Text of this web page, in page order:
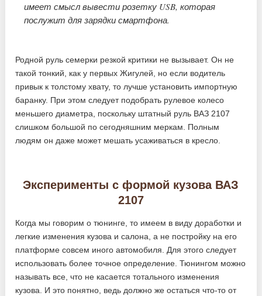
имеет смысл вывести розетку USB, которая
послужит для зарядки смартфона.
Родной руль семерки резкой критики не вызывает. Он не
такой тонкий, как у первых Жигулей, но если водитель
привык к толстому хвату, то лучше установить импортную
баранку. При этом следует подобрать рулевое колесо
меньшего диаметра, поскольку штатный руль ВАЗ 2107
слишком большой по сегодняшним меркам. Полным
людям он даже может мешать усаживаться в кресло.
Эксперименты с формой кузова ВАЗ
2107
Когда мы говорим о тюнинге, то имеем в виду доработки и
легкие изменения кузова и салона, а не постройку на его
платформе совсем иного автомобиля. Для этого следует
использовать более точное определение. Тюнингом можно
называть все, что не касается тотального изменения
кузова. И это понятно, ведь должно же остаться что-то от